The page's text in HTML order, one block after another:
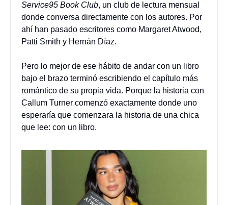
Service95 Book Club, un club de lectura mensual
donde conversa directamente con los autores. Por
ahí han pasado escritores como Margaret Atwood,
Patti Smith y Hernán Díaz.
Pero lo mejor de ese hábito de andar con un libro
bajo el brazo terminó escribiendo el capítulo más
romántico de su propia vida. Porque la historia con
Callum Turner comenzó exactamente donde uno
esperaría que comenzara la historia de una chica
que lee: con un libro.